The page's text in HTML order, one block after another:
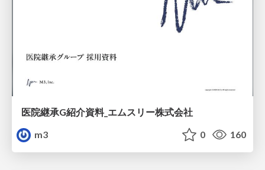
医院継承G紹介資料_エムスリー株式会社
m3
0 160